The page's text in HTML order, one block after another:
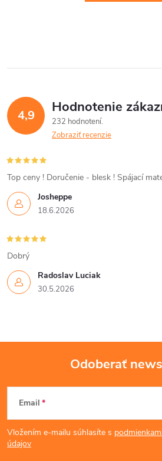
4,9 Hodnotenie
232 hodnotení
Zobraziť recenzie
Josheppe
18.6.2026
Top ceny ! Doručenie - blesk ! Spájací
Radoslav Luciak
30.5.2026
Dobrý
Z
á
p
Odoberať
Email
Vložením e-mailu súhlasíte s
údajov